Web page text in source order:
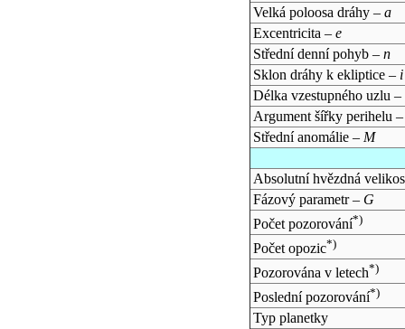
Velká poloosa dráhy – a
Excentricita – e
Střední denní pohyb – n
Sklon dráhy k ekliptice – i
Délka vzestupného uzlu –
Argument šířky perihelu
Střední anomálie – M
Absolutní hvězdná
Fázový parametr – G
Počet pozorování*)
Počet opozic*)
Pozorována v letech*)
Poslední pozorování*)
Typ planetky